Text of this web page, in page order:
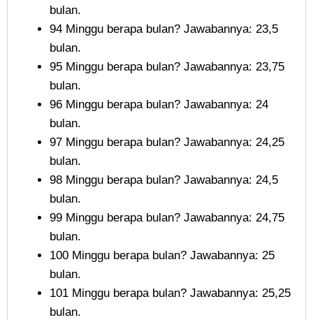
bulan.
94 Minggu berapa bulan? Jawabannya: 23,5
bulan.
95 Minggu berapa bulan? Jawabannya: 23,75
bulan.
96 Minggu berapa bulan? Jawabannya: 24
bulan.
97 Minggu berapa bulan? Jawabannya: 24,25
bulan.
98 Minggu berapa bulan? Jawabannya: 24,5
bulan.
99 Minggu berapa bulan? Jawabannya: 24,75
bulan.
100 Minggu berapa bulan? Jawabannya: 25
bulan.
101 Minggu berapa bulan? Jawabannya: 25,25
bulan.